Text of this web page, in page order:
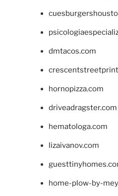
dmtacos.com
hornopizza.com
driveadragster.com
hematologa.com
lizaivanov.com
home-plow-by-